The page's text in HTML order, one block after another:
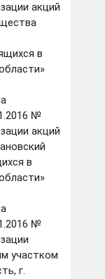
акций
в
№
акций
в
№
участком
г.